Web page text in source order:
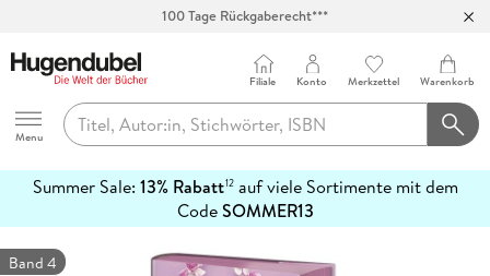
100 Tage Rückgaberecht***
Hugendubel
Menu
Filiale Konto Merkzettel Warenkorb
Summer Sale: 13% Rabatt12auf viele Sortimente mit dem
CodeSOMMER13
erfahren
Band 4